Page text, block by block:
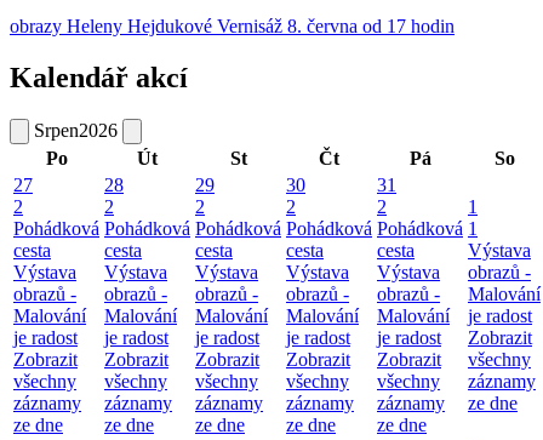
obrazy Heleny Hejdukové Vernisáž 8. června od 17 hodin
Kalendář akcí
Srpen2026
Po
Út St Čt Pá
So
27
2
Pohádková
cesta
Výstava
obrazů -
Malování
je radost
Zobrazit
všechny
záznamy
ze dne
28
2
Pohádková
cesta
Výstava
obrazů -
Malování
je radost
Zobrazit
všechny
záznamy
ze dne
29
2
Pohádková
cesta
Výstava
obrazů -
Malování
je radost
Zobrazit
všechny
záznamy
ze dne
30
2
Pohádková
cesta
Výstava
obrazů -
Malování
je radost
Zobrazit
všechny
záznamy
ze dne
31
2
Pohádková
cesta
Výstava
obrazů -
Malování
je radost
Zobrazit
všechny
záznamy
ze dne
1
1
Výstava
obrazů -
Malování
je radost
Zobrazit
všechny
záznamy
ze dne